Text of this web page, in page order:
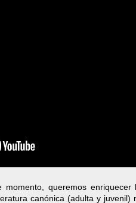
queremos
canónica (adulta y juvenil)